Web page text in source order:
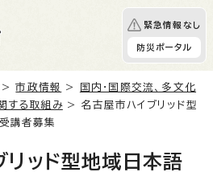
緊急情報なし
防災ポータル
>市政情報 >
国内・国際交流、多文化
する取組み> 名古屋市ハイブリッド型
講者募集
リッド型地域日本語